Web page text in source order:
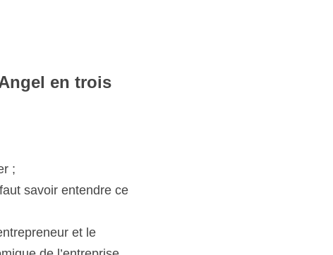
en trois mots ?
entendre ce qui
et le
de l’entreprise.